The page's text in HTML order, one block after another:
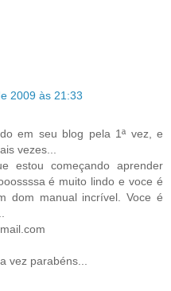
2009 às 21:33
em seu blog pela 1ª vez, e
vezes...
estou começando aprender
é muito lindo e voce é
dom manual incrível. Voce é
vez parabéns...